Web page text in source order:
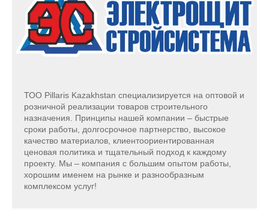
ТОО Pillaris Kazakhstan специализируется на оптовой и
розничной реализации товаров строительного
назначения. Принципы нашей компании – быстрые
сроки работы, долгосрочное партнерство, высокое
качество материалов, клиентоориентированная
ценовая политика и тщательный подход к каждому
проекту. Мы – компания с большим опытом работы,
хорошим именем на рынке и разнообразным
комплексом услуг!